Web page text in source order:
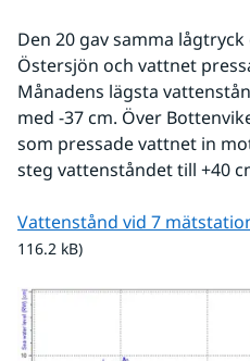
Den 20 gav samma
Östersjön och vattnet
Månadens lägsta
med -37 cm. Över
som pressade vattnet in
steg vattenståndet till +40
Vattenstånd vid 7
116.2 kB)